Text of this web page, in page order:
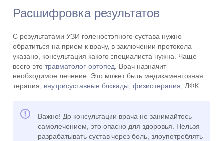
Расшифровка результатов
С результатами УЗИ голеностопного сустава нужно
обратиться на прием к врачу, в заключении протокола
указано, консультация какого специалиста нужна. Чаще
всего этотравматолог-ортопед . Врач назначит
необходимое лечение. Это может быть медикаментозная
терапия, внутрисуставные блокады ,физиотерапия , ЛФК.
Важно! До консультации врача не занимайтесь
самолечением, это опасно для здоровья. Нельзя
разрабатывать сустав через боль, злоупотреблять